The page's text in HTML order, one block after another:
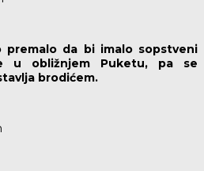
da bi imalo sopstveni
u obližnjem Puketu, pa se
brodićem.